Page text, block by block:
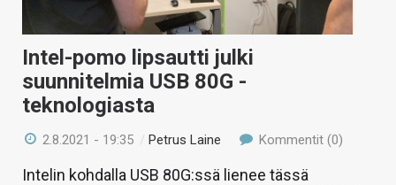
Intel-pomo lipsautti julki
suunnitelmia USB 80G -
teknologiasta
2.8.2021 - 19:35 /Petrus Laine Kommentit (0)
Intelin kohdalla USB 80G:ssä lienee tässä